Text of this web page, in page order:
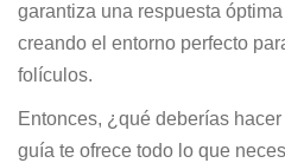
garantiza una respuesta
creando el entorno perfecto
folículos.
Entonces, ¿qué deberías
guía te ofrece todo lo que